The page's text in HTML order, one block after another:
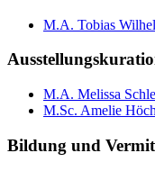
M.A. Tobias
M.A. Melissa
M.Sc. Amelie
Bildung und